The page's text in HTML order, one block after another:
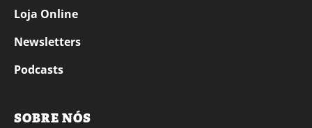
Loja Online
Newsletters
Podcasts
SOBRE NÓS